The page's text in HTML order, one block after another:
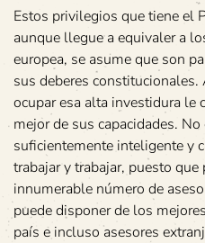
Estos privilegios que tiene el
aunque llegue a equivaler a
europea, se asume que son
sus deberes
ocupar esa alta investidura le
mejor de sus capacidades.
suficientemente inteligente y
trabajar y trabajar, puesto
innumerable número de
puede disponer de los
país e incluso asesores